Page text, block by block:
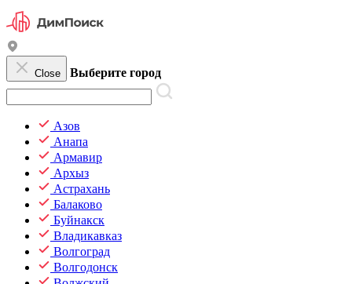
Close Выберите город
Азов
Анапа
Армавир
Архыз
Астрахань
Балаково
Буйнакск
Владикавказ
Волгоград
Волгодонск